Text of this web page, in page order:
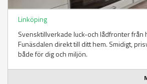
Linköping
Svensktillverkade luck-och lådfronter från
Funäsdalen direkt till ditt hem. Smidigt,
både för dig och miljön.